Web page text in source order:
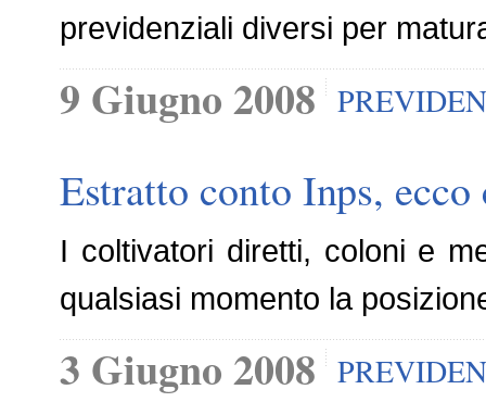
previdenziali diversi per
9 Giugno 2008
Estratto conto Inps,
I coltivatori diretti, coloni e
qualsiasi momento la
3 Giugno 2008